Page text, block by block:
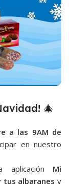
🎄
a las 9AM de
en nuestro
aplicación Mi
albaranes y